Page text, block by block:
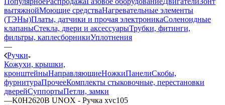
вытяжнойМоющие средстваНагревательные элементы
(ТЭНы)Платы, датчики и прочая электроникаСоленоидные
клапаныСтекла, двери и аксессуарыТрубки, фитинги,
фильтры, каплесборникиУплотнения
—
Ручки
Кожухи, крышки,
кронштейныНаправляющиеНожкиПанелиCкобы,
фурнитураПрочееКомплекты стыковочные, перестановки
дверейСуппортыПетли, замки
—K0H2620B UNOX - Ручка xvc105